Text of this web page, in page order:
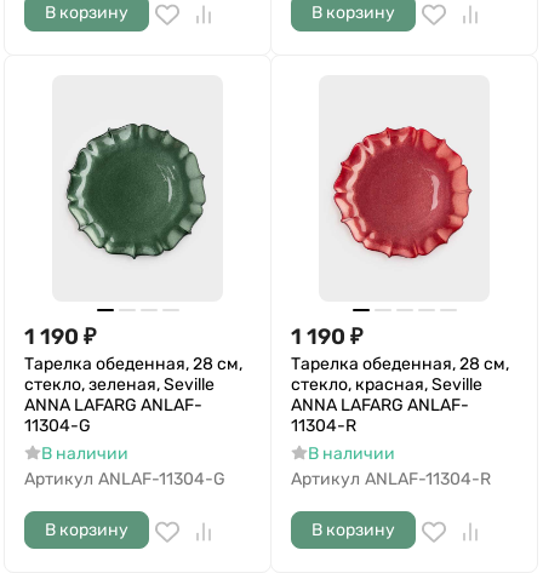
В корзину В корзину
1 190 ₽
Тарелка обеденная, 28 см,
стекло, зеленая, Seville
ANNA LAFARG ANLAF-
11304-G
В наличии
Артикул ANLAF-11304-G
В корзину
1 190 ₽
Тарелка обеденная, 28 см,
стекло, красная, Seville
ANNA LAFARG ANLAF-
11304-R
В наличии
Артикул ANLAF-11304-R
В корзину